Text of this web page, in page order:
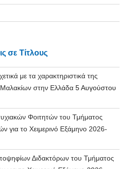
σε Τίτλους
με τα χαρακτηριστικά της
Μαλακίων στην Ελλάδα 5 Αυγούστου
Φοιτητών του Τμήματος
για το Χειμερινό Εξάμηνο 2026-
Διδακτόρων του Τμήματος